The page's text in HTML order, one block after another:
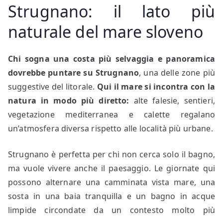
Strugnano: il lato più
naturale del mare sloveno
Chi sogna una costa più selvaggia e panoramica
dovrebbe puntare su Strugnano, una delle zone più
suggestive del litorale. Qui il mare si incontra con la
natura in modo più diretto: alte falesie, sentieri,
vegetazione mediterranea e calette regalano
un’atmosfera diversa rispetto alle località più urbane.
Strugnano è perfetta per chi non cerca solo il bagno,
ma vuole vivere anche il paesaggio. Le giornate qui
possono alternare una camminata vista mare, una
sosta in una baia tranquilla e un bagno in acque
limpide circondate da un contesto molto più